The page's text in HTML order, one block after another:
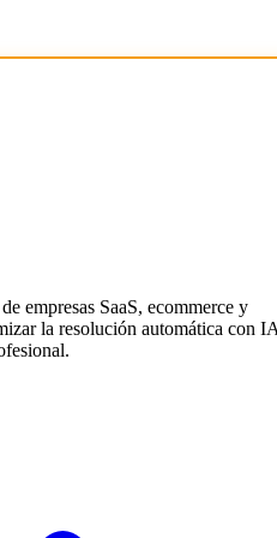
empresas SaaS, ecommerce y
la resolución automática con